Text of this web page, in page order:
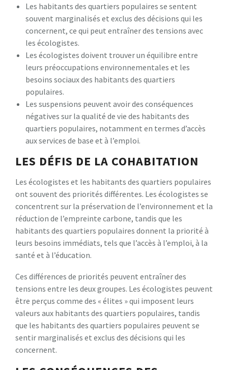
Les habitants des quartiers populaires se sentent
souvent marginalisés et exclus des décisions qui les
concernent, ce qui peut entraîner des tensions avec
les écologistes.
Les écologistes doivent trouver un équilibre entre
leurs préoccupations environnementales et les
besoins sociaux des habitants des quartiers
populaires.
Les suspensions peuvent avoir des conséquences
négatives sur la qualité de vie des habitants des
quartiers populaires, notamment en termes d’accès
aux services de base et à l’emploi.
LES DÉFIS DE LA COHABITATION
Les écologistes et les habitants des quartiers populaires
ont souvent des priorités différentes. Les écologistes se
concentrent sur la préservation de l’environnement et la
réduction de l’empreinte carbone, tandis que les
habitants des quartiers populaires donnent la priorité à
leurs besoins immédiats, tels que l’accès à l’emploi, à la
santé et à l’éducation.
Ces différences de priorités peuvent entraîner des
tensions entre les deux groupes. Les écologistes peuvent
être perçus comme des « élites » qui imposent leurs
valeurs aux habitants des quartiers populaires, tandis
que les habitants des quartiers populaires peuvent se
sentir marginalisés et exclus des décisions qui les
concernent.